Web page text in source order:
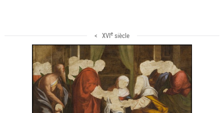
< XVIesiècle